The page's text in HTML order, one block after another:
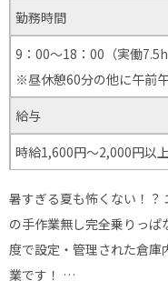
勤務時間
9：00～18：00（実働7.5h
※昼休憩60分の他に午前
給与
時給1,600円～2,000円以
暑すぎる夏も怖くない！？
の手作業無し完全乗りっ
度で設定・管理された倉
業です！ …